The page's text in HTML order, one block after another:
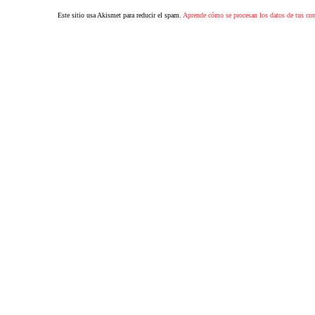
Este sitio usa Akismet para reducir el spam. Aprende cómo se procesan los datos de tus